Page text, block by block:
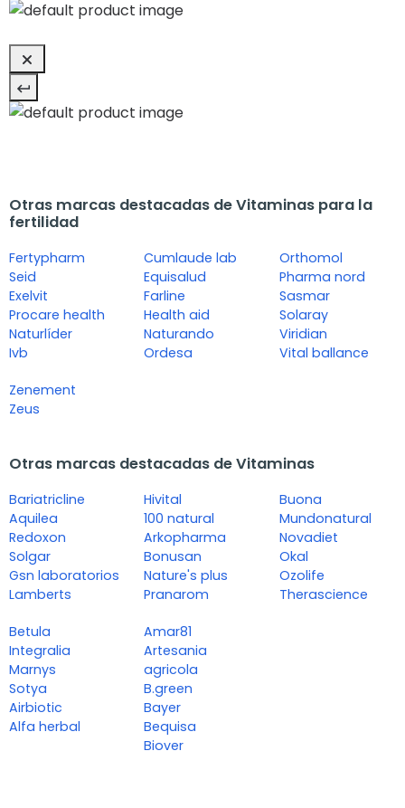
Otras marcas destacadas de Vitaminas para la
fertilidad
Fertypharm
Seid
Exelvit
Procare health
Naturlíder
Ivb
Cumlaude lab
Equisalud
Farline
Health aid
Naturando
Ordesa
Orthomol
Pharma nord
Sasmar
Solaray
Viridian
Vital ballance
Zenement
Zeus
Otras marcas destacadas de Vitaminas
Bariatricline
Aquilea
Redoxon
Solgar
Gsn laboratorios
Lamberts
Hivital
100 natural
Arkopharma
Bonusan
Nature's plus
Pranarom
Buona
Mundonatural
Novadiet
Okal
Ozolife
Therascience
Betula
Integralia
Marnys
Sotya
Airbiotic
Alfa herbal
Amar81
Artesania
agricola
B.green
Bayer
Bequisa
Biover